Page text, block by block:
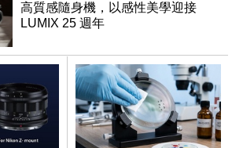
高質感隨身機，以感性美學迎接
LUMIX 25 週年